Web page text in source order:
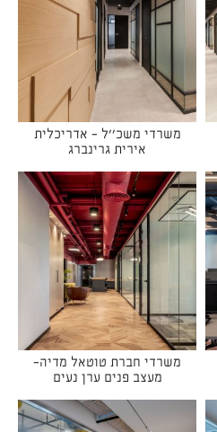
משרדי משכ''ל - אדריכלית
אירית גרינברג
משרדי חברת טוטאל מדיה-
מעצב פנים ערן נעים